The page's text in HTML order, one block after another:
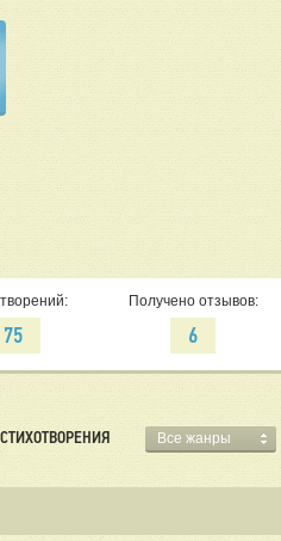
75
Получено отзывов:
6
Все жанры